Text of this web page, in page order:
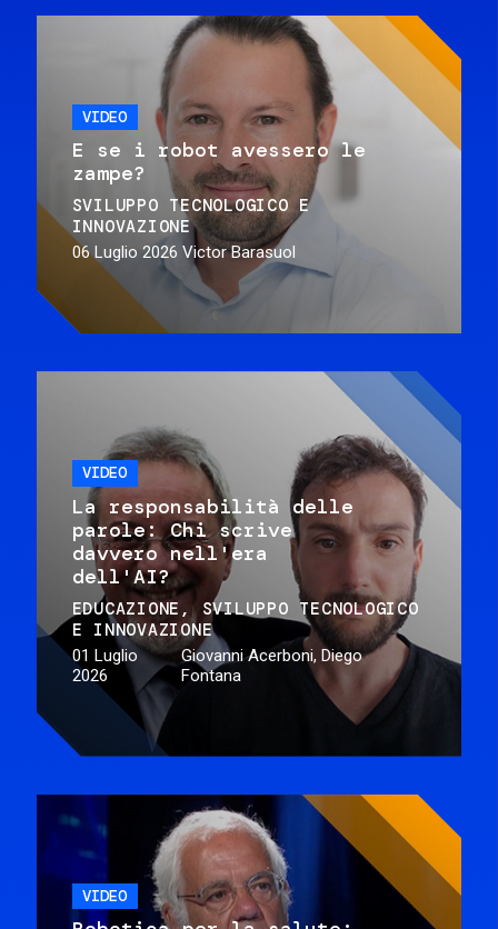
VIDEO
E se i robot avessero le
zampe?
SVILUPPO TECNOLOGICO E
INNOVAZIONE
06 Luglio 2026 Victor Barasuol
VIDEO
La responsabilità delle
parole: Chi scrive
davvero nell'era
dell'AI?
EDUCAZIONE
SVILUPPO TECNOLOGICO
E INNOVAZIONE
01 Luglio
2026
Giovanni Acerboni, Diego
Fontana
VIDEO